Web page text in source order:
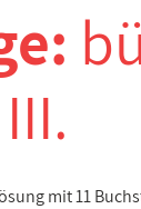
mit 11